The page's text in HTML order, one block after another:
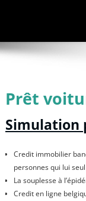
Prêt
Simulation
Credit immobilier
personnes qui lui
La souplesse à
Credit en ligne